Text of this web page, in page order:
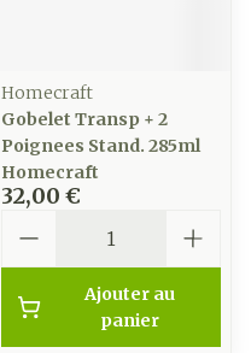
Homecraft
Gobelet Transp + 2
Poignees Stand. 285ml
Homecraft
32,00 €
Ajouter au
panier